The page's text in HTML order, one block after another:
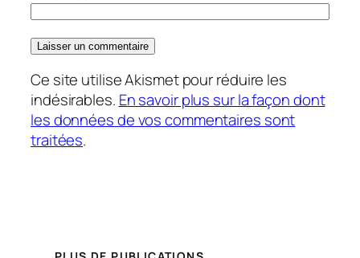
Ce site utilise Akismet pour réduire les
indésirables. En savoir plus sur la façon dont
les données de vos commentaires sont
traitées.